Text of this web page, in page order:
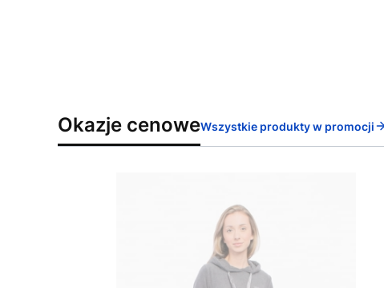
Okazje cenoweWszystkie produkty w promocji